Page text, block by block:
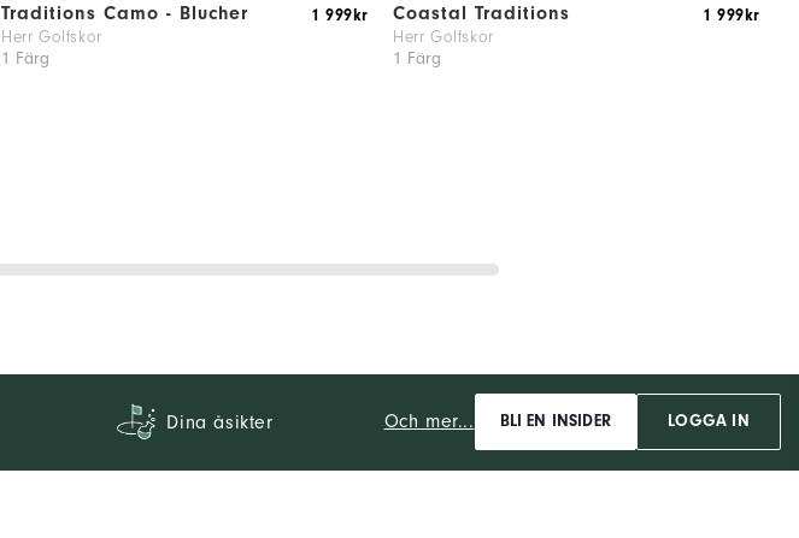
Traditions Camo - Blucher
Herr Golfskor
1 Färg
1 999kr Coastal Traditions
Herr Golfskor
1 Färg
1 999kr
Dina åsikter Och mer... BLI EN INSIDER LOGGA IN